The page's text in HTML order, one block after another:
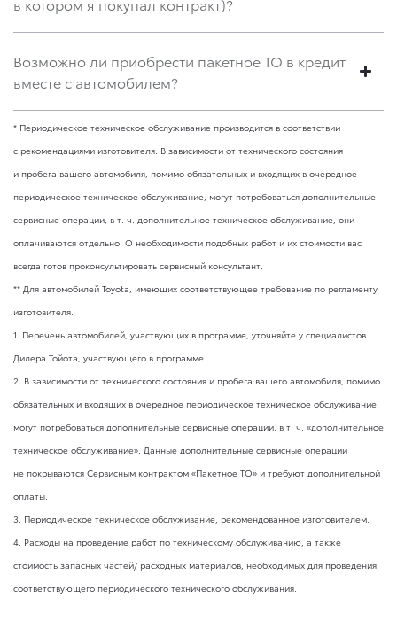
Возможно ли приобрести пакетное ТО в кредит
вместе с автомобилем?
* Периодическое техническое обслуживание производится в соответствии
с рекомендациями изготовителя. В зависимости от технического состояния
и пробега вашего автомобиля, помимо обязательных и входящих в очередное
периодическое техническое обслуживание, могут потребоваться дополнительные
сервисные операции, в т. ч. дополнительное техническое обслуживание, они
оплачиваются отдельно. О необходимости подобных работ и их стоимости вас
всегда готов проконсультировать сервисный консультант.
** Для автомобилей Toyota, имеющих соответствующее требование по регламенту
изготовителя.
1. Перечень автомобилей, участвующих в программе, уточняйте у специалистов
Дилера Тойота, участвующего в программе.
2. В зависимости от технического состояния и пробега вашего автомобиля, помимо
обязательных и входящих в очередное периодическое техническое обслуживание,
могут потребоваться дополнительные сервисные операции, в т. ч. «дополнительное
техническое обслуживание». Данные дополнительные сервисные операции
не покрываются Сервисным контрактом «Пакетное ТО» и требуют дополнительной
оплаты.
3. Периодическое техническое обслуживание, рекомендованное изготовителем.
4. Расходы на проведение работ по техническому обслуживанию, а также
стоимость запасных частей/ расходных материалов, необходимых для проведения
соответствующего периодического технического обслуживания.